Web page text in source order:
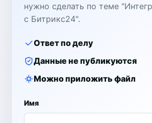
нужно сделать по теме
с Битрикс24".
Ответ по делу
Данные не публикуются
Можно приложить файл
Имя